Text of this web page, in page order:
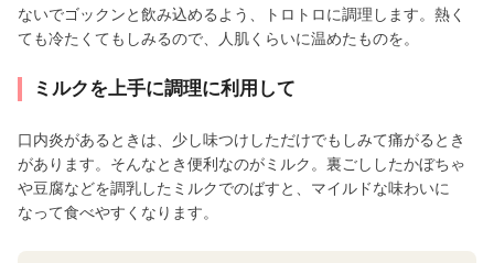
ないでゴックンと飲み込めるよう、トロトロに調理します。熱く
ても冷たくてもしみるので、人肌くらいに温めたものを。
ミルクを上手に調理に利用して
口内炎があるときは、少し味つけしただけでもしみて痛がるとき
があります。そんなとき便利なのがミルク。裏ごししたかぼちゃ
や豆腐などを調乳したミルクでのばすと、マイルドな味わいに
なって食べやすくなります。